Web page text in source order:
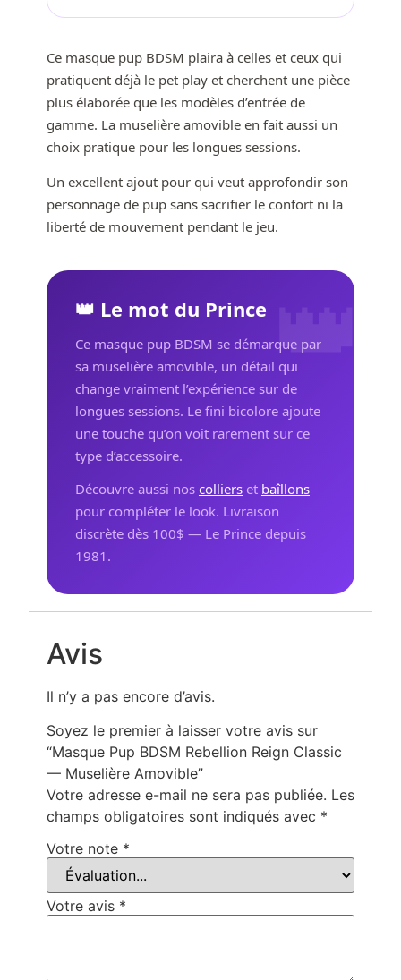
Ce masque pup BDSM plaira à celles et ceux qui
pratiquent déjà le pet play et cherchent une pièce
plus élaborée que les modèles d’entrée de
gamme. La muselière amovible en fait aussi un
choix pratique pour les longues sessions.
Un excellent ajout pour qui veut approfondir son
personnage de pup sans sacrifier le confort ni la
liberté de mouvement pendant le jeu.
👑
👑 Le mot du Prince
Ce masque pup BDSM se démarque par
sa muselière amovible, un détail qui
change vraiment l’expérience sur de
longues sessions. Le fini bicolore ajoute
une touche qu’on voit rarement sur ce
type d’accessoire.
Découvre aussi nos colliers et baîllons
pour compléter le look. Livraison
discrète dès 100$ — Le Prince depuis
1981.
Avis
Il n’y a pas encore d’avis.
Soyez le premier à laisser votre avis sur
“Masque Pup BDSM Rebellion Reign Classic
— Muselière Amovible”
Votre adresse e-mail ne sera pas publiée. Les
champs obligatoires sont indiqués avec *
Votre note *
Votre avis *